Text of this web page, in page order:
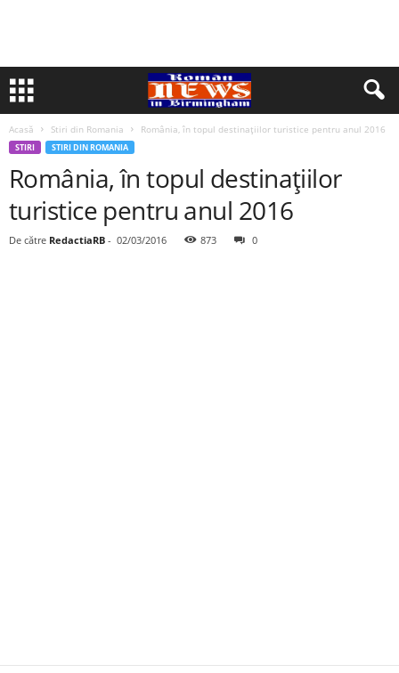
Acasă Stiri din Romania România, în topul destinaţiilor turistice pentru anul 2016
STIRI STIRI DIN ROMANIA
România, în topul destinaţiilor
turistice pentru anul 2016
De către RedactiaRB - 02/03/2016 873 0